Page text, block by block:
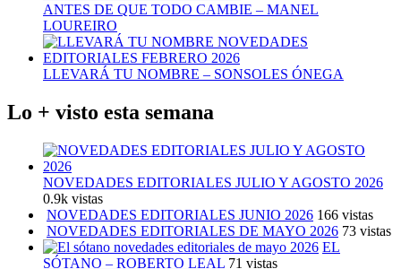
ANTES DE QUE TODO CAMBIE – MANEL
LOUREIRO
LLEVARÁ TU NOMBRE – SONSOLES ÓNEGA
Lo + visto esta semana
NOVEDADES EDITORIALES JULIO Y AGOSTO 2026
0.9k vistas
NOVEDADES EDITORIALES JUNIO 2026 166 vistas
NOVEDADES EDITORIALES DE MAYO 2026 73 vistas
EL
SÓTANO – ROBERTO LEAL 71 vistas